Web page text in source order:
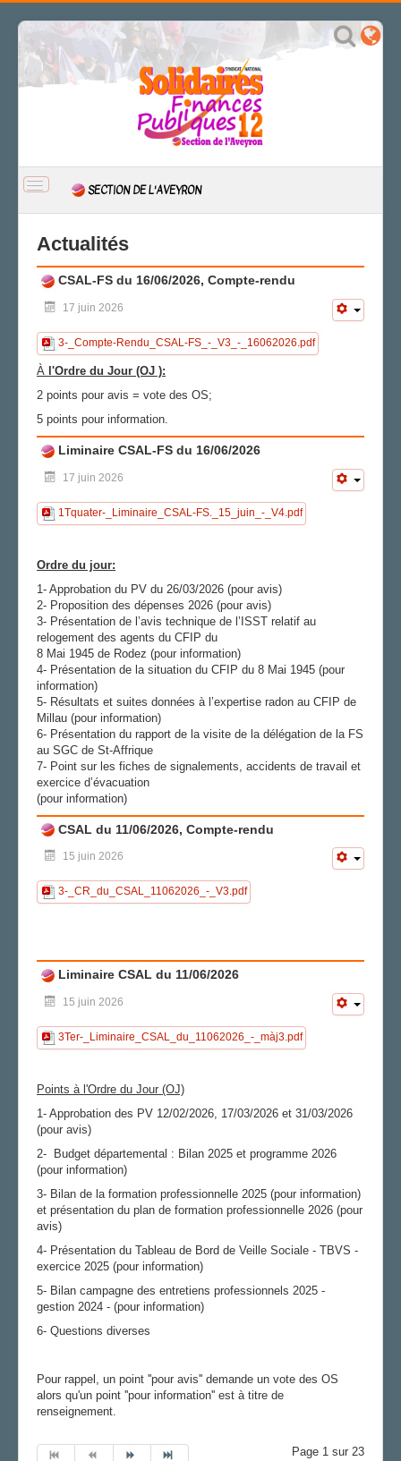
BASCULER
NAVIGATION
SECTION DE L'AVEYRON
CSAL
CAP/Recours
Action sociale
Archives
LA SECTION
AGENDA
ADHÉRER
Actualités
CSAL-FS du 16/06/2026, Compte-rendu
17 juin 2026
3-_Compte-Rendu_CSAL-FS_-_V3_-_16062026.pdf
À l'Ordre du Jour (OJ ):
2 points pour avis = vote des OS;
5 points pour information.
Liminaire CSAL-FS du 16/06/2026
17 juin 2026
1Tquater-_Liminaire_CSAL-FS._15_juin_-_V4.pdf
Ordre du jour:
1- Approbation du PV du 26/03/2026 (pour avis)
2- Proposition des dépenses 2026 (pour avis)
3- Présentation de l’avis technique de l’ISST relatif au
relogement des agents du CFIP du
8 Mai 1945 de Rodez (pour information)
4- Présentation de la situation du CFIP du 8 Mai 1945 (pour
information)
5- Résultats et suites données à l’expertise radon au CFIP de
Millau (pour information)
6- Présentation du rapport de la visite de la délégation de la FS
au SGC de St-Affrique
7- Point sur les fiches de signalements, accidents de travail et
exercice d’évacuation
(pour information)
CSAL du 11/06/2026, Compte-rendu
15 juin 2026
3-_CR_du_CSAL_11062026_-_V3.pdf
Liminaire CSAL du 11/06/2026
15 juin 2026
3Ter-_Liminaire_CSAL_du_11062026_-_màj3.pdf
Points à l'Ordre du Jour (OJ)
1- Approbation des PV 12/02/2026, 17/03/2026 et 31/03/2026
(pour avis)
2- Budget départemental : Bilan 2025 et programme 2026
(pour information)
3- Bilan de la formation professionnelle 2025 (pour information)
et présentation du plan de formation professionnelle 2026 (pour
avis)
4- Présentation du Tableau de Bord de Veille Sociale - TBVS -
exercice 2025 (pour information)
5- Bilan campagne des entretiens professionnels 2025 -
gestion 2024 - (pour information)
6- Questions diverses
Pour rappel, un point ''pour avis'' demande un vote des OS
alors qu'un point ''pour information'' est à titre de
renseignement.
Page 1 sur 23